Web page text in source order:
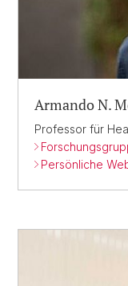
Armando N.
Professor für
Persönliche